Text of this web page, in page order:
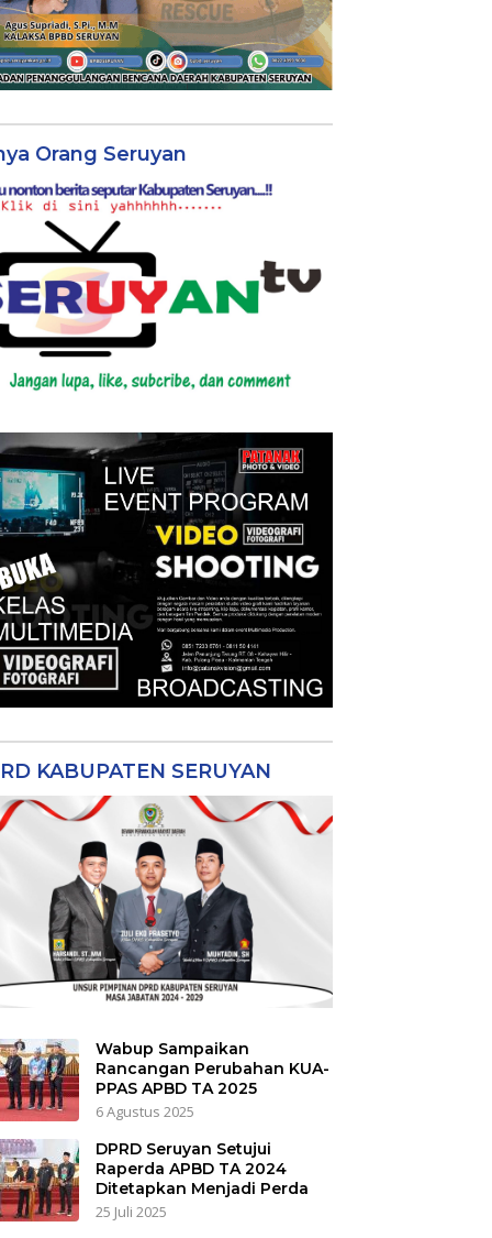
Orang Seruyan
KABUPATEN SERUYAN
Wabup Sampaikan
Rancangan Perubahan KUA-
PPAS APBD TA 2025
6 Agustus 2025
DPRD Seruyan Setujui
Raperda APBD TA 2024
Ditetapkan Menjadi Perda
25 Juli 2025